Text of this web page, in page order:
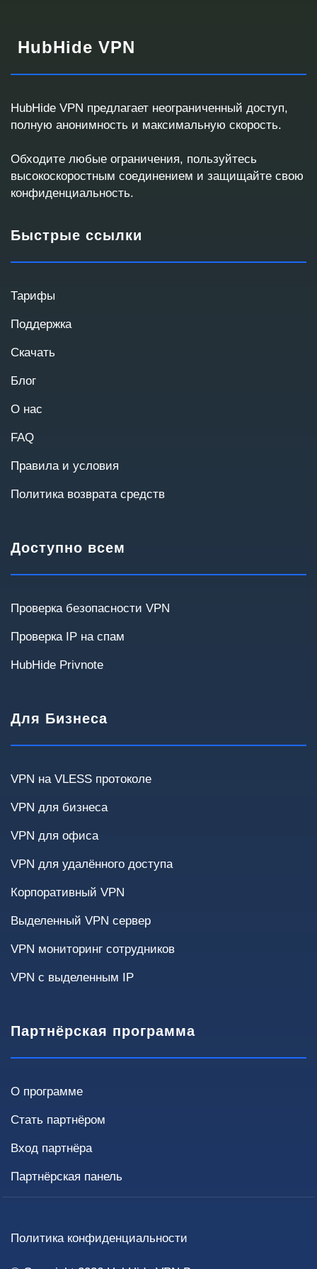
Запрос корпоративного VPN
Ответим с готовым решением или кастомным
помогут подобрать оптимальную архитектуру.
Удалённые сотрудники
Доступ к внутренним системам
Финансовые системы
Передача чувствительных данных
Критичность простоев
Некритично
Инфраструктура
Текущие решения и требования влияют на
Текущий VPN
HubHide VPN
HubHide VPN предлагает неограниченный доступ,
полную анонимность и максимальную скорость.
Обходите любые ограничения, пользуйтесь
высокоскоростным соединением и защищайте свою
конфиденциальность.
Быстрые ссылки
Тарифы
Поддержка
Скачать
Блог
О нас
FAQ
Правила и условия
Политика возврата средств
Доступно всем
Проверка безопасности VPN
Проверка IP на спам
HubHide Privnote
Для Бизнеса
VPN на VLESS протоколе
VPN для бизнеса
VPN для офиса
VPN для удалённого доступа
Корпоративный VPN
Выделенный VPN сервер
VPN мониторинг сотрудников
VPN с выделенным IP
Партнёрская программа
О программе
Стать партнёром
Вход партнёра
Партнёрская панель
Политика конфиденциальности